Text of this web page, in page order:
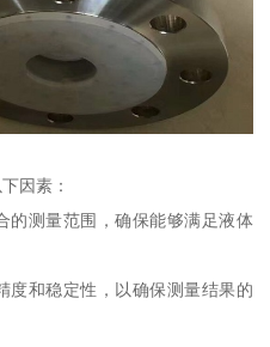
因素：
的测量范围，确保能够满足液体
度和稳定性，以确保测量结果的